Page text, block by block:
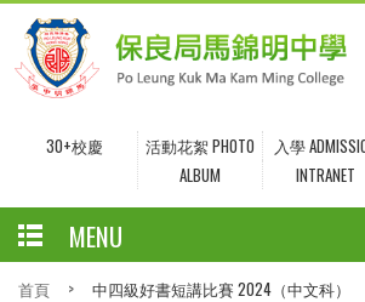
30+校慶
活動花絮 PHOTO
ALBUM
入學
INTRANET
MENU
首頁 > 中四級好書短講比賽 2024（中文科）